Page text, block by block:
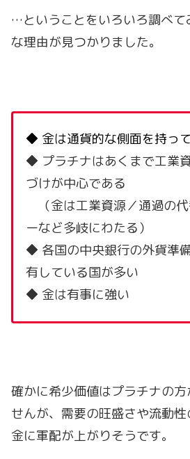
…ということをいろいろ調べて
な理由が見つかりました。
◆ 金は通貨的な側面を持っ
◆ プラチナはあくまで工業
づけが中心である
（金は工業資源／通過の
ーなど多岐にわたる）
◆ 各国の中央銀行の外貨準
有している国が多い
◆ 金は有事に強い
確かに希少価値はプラチナの
せんが、需要の旺盛さや流動性
金に軍配が上がりそうです。